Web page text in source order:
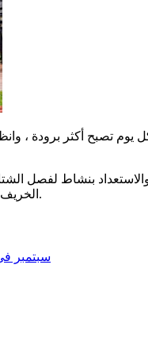
يوم تصبح أكثر برودة ،
بنشاط لفصل
الخريف هو مفتاح الحصاد الغني في العام المقبل.
سبتمبر